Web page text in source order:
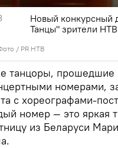
/ PR НТВ
Новый конкурсный
Танцы" зрители НТВ
танцоры, прошедшие
номерами,
с хореографами-
номер — это яркая
из Беларуси